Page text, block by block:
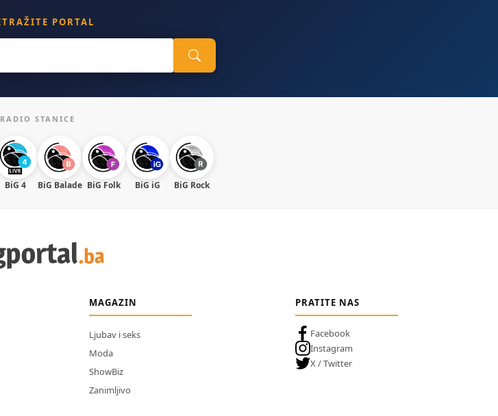
PORTAL
RADIO STANICE
BiG 4 BiG Balade BiG Folk BiG iG BiG Rock
MAGAZIN
Ljubav i seks
Moda
ShowBiz
Zanimljivo
PRATITE NAS
Facebook
Instagram
X / Twitter